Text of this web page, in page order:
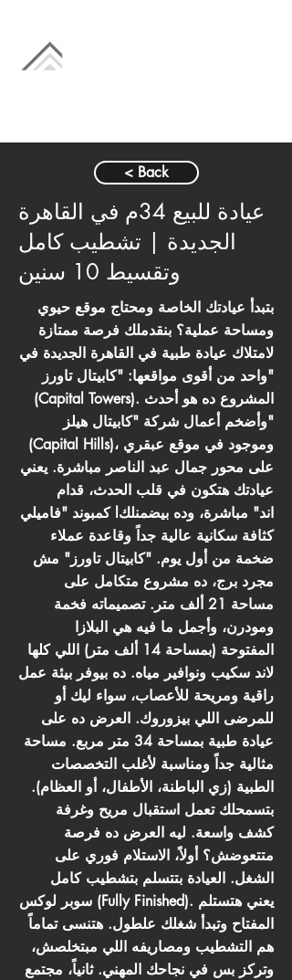
< Back
عيادة للبيع 34م في القاهرة
الجديدة | تشطيب كامل
وتقسيط 10 سنين
بتبدأ عيادتك الخاصة ومحتاج موقع حيوي
ومساحة عملية؟ بنقدملك فرصة ممتازة
لامتلاك عيادة طبية في القاهرة الجديدة في
واحد من أقوى مواقعها: "كابيتال تاورز"
(Capital Towers). المشروع ده هو أحدث
وأضخم أعمال شركة "كابيتال هيلز"
(Capital Hills)، وموجود في موقع عبقري
على محور جمال عبد الناصر مباشرة. يعني
عيادتك هتكون في قلب الحدث، قدام
كمبوند "فاميلي lاند" مباشرة، وده بيضمنلك
كثافة سكانية عالية جداً وقاعدة عملاء
ضخمة من أول يوم. "كابيتال تاورز" مش
مجرد برج، ده مشروع متكامل على
مساحة 21 ألف متر. تصميماته فخمة
ومودرن، وأجمل ما فيه هي البلازا
المفتوحة (بمساحة 14 ألف متر) اللي كلها
لاند سكيب ونوافير مياه. ده بيوفر بيئة عمل
راقية ومريحة للأعصاب، سواء ليك أو
للمرضى اللي بيزوروك. العرض ده على
عيادة طبية بمساحة 34 متر مربع. مساحة
مثالية جداً ومناسبة لأغلب التخصصات
الطبية (زي الباطنة، الأطفال، أو العظام).
بتسمحلك تعمل استقبال مريح وغرفة
كشف واسعة. ليه العرض ده فرصة
متتعوضش؟ أولاً، الاستلام فوري على
الشغل. العيادة بتتسلم بتشطيب كامل
سوبر لوكس (Fully Finished). يعني هتستلم
المفتاح وتبدأ شغلك علطول. هتنسى تماماً
هم التشطيب ومصاريفه اللي مبتخلصش،
وتركز بس في نجاحك المهني. ثانياً، مجتمع